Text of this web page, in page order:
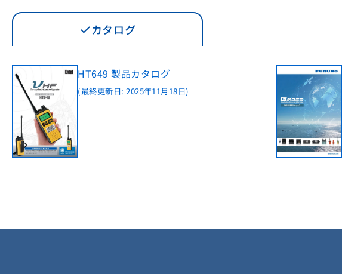
カタログ
HT649 製品カタログ
(最終更新日: 2025年11月18日)